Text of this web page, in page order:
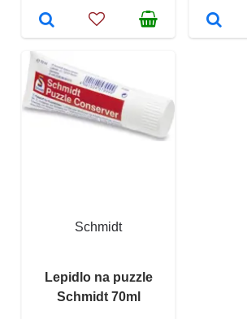
Schmidt
Lepidlo na puzzle
Schmidt 70ml